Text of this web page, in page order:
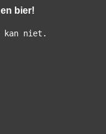
bier!
kan niet.